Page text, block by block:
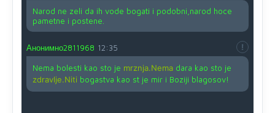
Narod ne zeli da ih vode bogati i podobni,narod hoce
pametne i postene.
Анонимно2811968 12:35
Nema bolesti kao sto je mrznja.Nemadara kao sto je
zdravlje.Niti bogastva kao st je mir i Boziji blagosov!